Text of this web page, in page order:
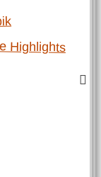
Highlights